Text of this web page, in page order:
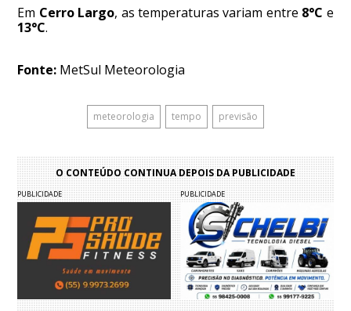
Em Cerro Largo, as temperaturas variam entre 8°C e
13°C.
Fonte: MetSul Meteorologia
meteorologia tempo previsão
O CONTEÚDO CONTINUA DEPOIS DA PUBLICIDADE
PUBLICIDADE PUBLICIDADE